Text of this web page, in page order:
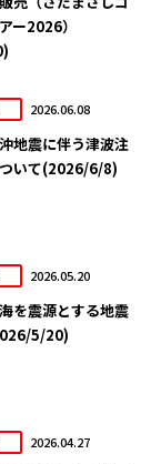
ー2026）
2026.06.08
地震に伴う津波注
いて(2026/6/8)
2026.05.20
を震源とする地震
5/20)
2026.04.27